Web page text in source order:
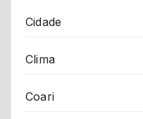
Cidade
Clima
Coari